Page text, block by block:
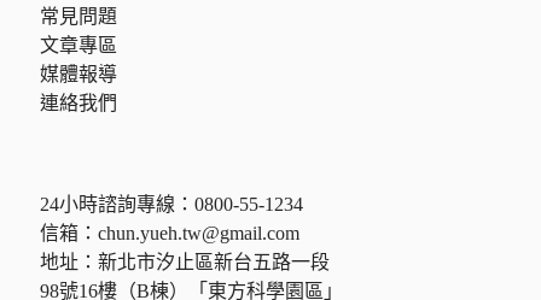
常見問題
文章專區
媒體報導
連絡我們
24小時諮詢專線： 0800-55-1234
信箱： chun.yueh.tw@gmail.com
地址：新北市汐止區新台五路一段
98號16樓（B棟）「東方科學園區」